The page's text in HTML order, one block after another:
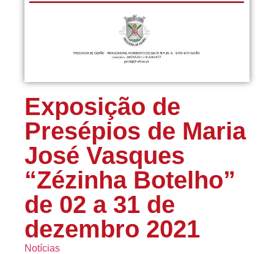
Exposição de
Presépios de Maria
José Vasques
“Zézinha Botelho”
de 02 a 31 de
dezembro 2021
Notícias